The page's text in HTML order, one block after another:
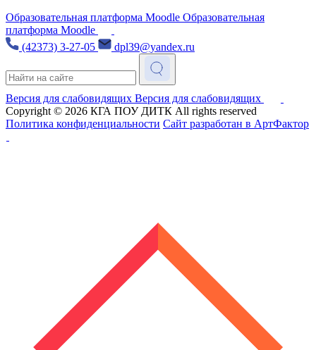
Образовательная платформа Moodle Образовательная
платформа Moodle
(42373) 3-27-05
dpl39@yandex.ru
Версия для слабовидящих Версия для слабовидящих
Copyright © 2026 КГА ПОУ ДИТК All rights reserved
Политика конфиденциальности Сайт разработан в АртФактор